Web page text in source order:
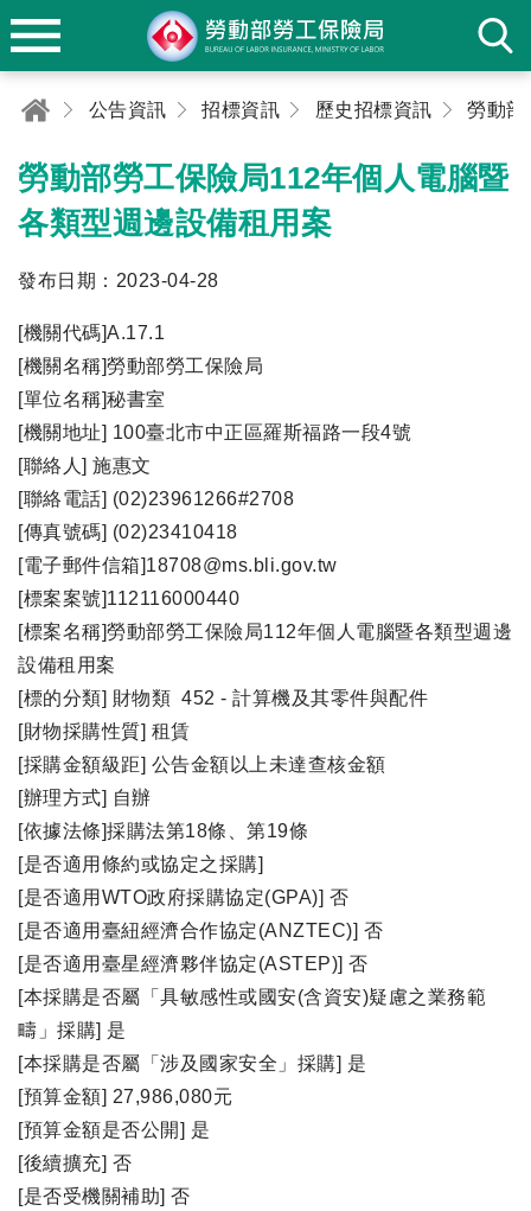
公告資訊 招標資訊 歷史招標資訊
勞動部勞工保險局112年個人電腦暨
各類型週邊設備租用案
發布日期：2023-04-28
[機關代碼]A.17.1
[機關名稱]勞動部勞工保險局
[單位名稱]秘書室
[機關地址] 100臺北市中正區羅斯福路一段4號
[聯絡人] 施惠文
[聯絡電話] (02)23961266#2708
[傳真號碼] (02)23410418
[電子郵件信箱]18708@ms.bli.gov.tw
[標案案號]112116000440
[標案名稱]勞動部勞工保險局112年個人電腦暨各類型週邊
設備租用案
[標的分類] 財物類 452 - 計算機及其零件與配件
[財物採購性質] 租賃
[採購金額級距] 公告金額以上未達查核金額
[辦理方式] 自辦
[依據法條]採購法第18條、第19條
[是否適用條約或協定之採購]
[是否適用WTO政府採購協定(GPA)] 否
[是否適用臺紐經濟合作協定(ANZTEC)] 否
[是否適用臺星經濟夥伴協定(ASTEP)] 否
[本採購是否屬「具敏感性或國安(含資安)疑慮之業務範
疇」採購] 是
[本採購是否屬「涉及國家安全」採購] 是
[預算金額] 27,986,080元
[預算金額是否公開] 是
[後續擴充] 否
[是否受機關補助] 否